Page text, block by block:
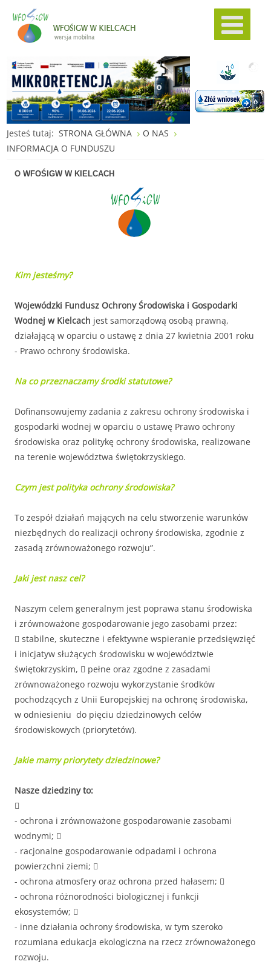
Jesteś tutaj:STRONA GŁÓWNA
O NAS
INFORMACJA O FUNDUSZU
O WFOŚIGW W KIELCACH
Kim jesteśmy?
Wojewódzki Fundusz Ochrony Środowiska i Gospodarki
Wodnej w Kielcach jest samorządową osobą prawną,
działającą w oparciu o ustawę z dnia 27 kwietnia 2001 roku
- Prawo ochrony środowiska.
Na co przeznaczamy środki statutowe?
Dofinansowujemy zadania z zakresu ochrony środowiska i
gospodarki wodnej w oparciu o ustawę Prawo ochrony
środowiska oraz politykę ochrony środowiska, realizowane
na terenie województwa świętokrzyskiego.
Czym jest polityka ochrony środowiska?
To zespół działań mających na celu stworzenie warunków
niezbędnych do realizacji ochrony środowiska, zgodnie z
zasadą zrównoważonego rozwoju”.
Jaki jest nasz cel?
Naszym celem generalnym jest poprawa stanu środowiska
i zrównoważone gospodarowanie jego zasobami przez:
 stabilne, skuteczne i efektywne wspieranie przedsięwzięć
i inicjatyw służących środowisku w województwie
świętokrzyskim,  pełne oraz zgodne z zasadami
zrównoważonego rozwoju wykorzystanie środków
pochodzących z Unii Europejskiej na ochronę środowiska,
w odniesieniu do pięciu dziedzinowych celów
środowiskowych (priorytetów).
Jakie mamy priorytety dziedzinowe?
Nasze dziedziny to:

- ochrona i zrównoważone gospodarowanie zasobami
wodnymi; 
- racjonalne gospodarowanie odpadami i ochrona
powierzchni ziemi; 
- ochrona atmosfery oraz ochrona przed hałasem; 
- ochrona różnorodności biologicznej i funkcji
ekosystemów; 
- inne działania ochrony środowiska, w tym szeroko
rozumiana edukacja ekologiczna na rzecz zrównoważonego
rozwoju.